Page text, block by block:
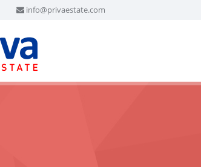
info@privaestate.com